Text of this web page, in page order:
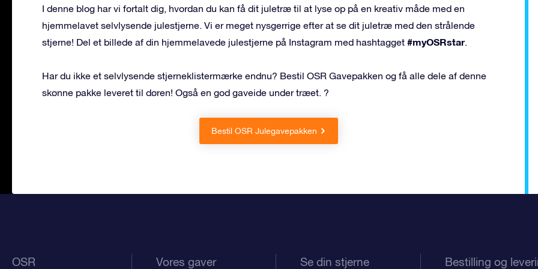
I denne blog har vi fortalt dig, hvordan du kan få dit juletræ til at lyse op på en kreativ måde med en
hjemmelavet selvlysende julestjerne. Vi er meget nysgerrige efter at se dit juletræ med den strålende
stjerne! Del et billede af din hjemmelavede julestjerne på Instagram med hashtagget #myOSRstar.
Har du ikke et selvlysende stjerneklistermærke endnu? Bestil OSR Gavepakken og få alle dele af denne
skønne pakke leveret til døren! Også en god gaveide under træet. ?
Bestil OSR Julegavepakken
OSR Vores gaver Se din stjerne Bestilling og